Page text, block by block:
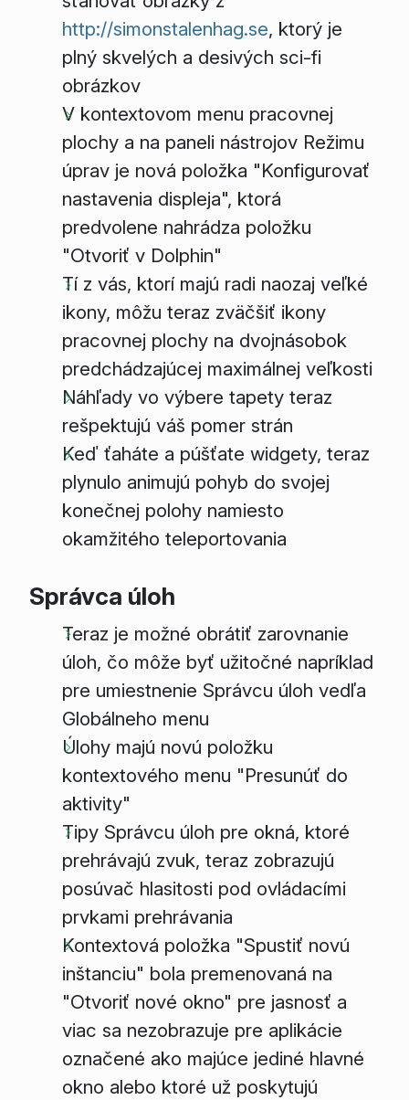
http://simonstalenhag.se, ktorý je
plný skvelých a desivých sci-fi
obrázkov
V kontextovom menu pracovnej
plochy a na paneli nástrojov Režimu
úprav je nová položka "Konfigurovať
nastavenia displeja", ktorá
predvolene nahrádza položku
"Otvoriť v Dolphin"
Tí z vás, ktorí majú radi naozaj veľké
ikony, môžu teraz zväčšiť ikony
pracovnej plochy na dvojnásobok
predchádzajúcej maximálnej veľkosti
Náhľady vo výbere tapety teraz
rešpektujú váš pomer strán
Keď ťaháte a púšťate widgety, teraz
plynulo animujú pohyb do svojej
konečnej polohy namiesto
okamžitého teleportovania
Správca úloh
Teraz je možné obrátiť zarovnanie
úloh, čo môže byť užitočné napríklad
pre umiestnenie Správcu úloh vedľa
Globálneho menu
Úlohy majú novú položku
kontextového menu "Presunúť do
aktivity"
Tipy Správcu úloh pre okná, ktoré
prehrávajú zvuk, teraz zobrazujú
posúvač hlasitosti pod ovládacími
prvkami prehrávania
Kontextová položka "Spustiť novú
inštanciu" bola premenovaná na
"Otvoriť nové okno" pre jasnosť a
viac sa nezobrazuje pre aplikácie
označené ako majúce jediné hlavné
okno alebo ktoré už poskytujú